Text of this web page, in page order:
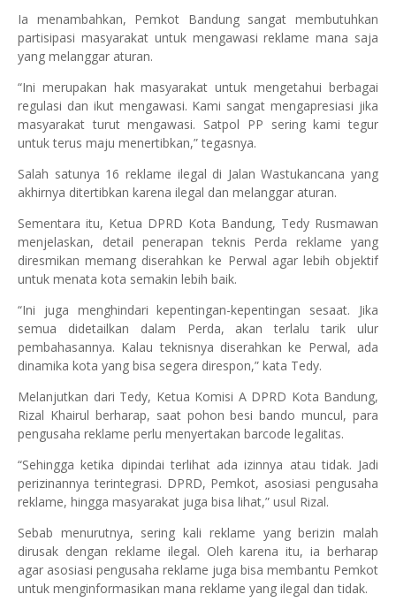
Ia menambahkan, Pemkot Bandung sangat membutuhkan
partisipasi masyarakat untuk mengawasi reklame mana saja
yang melanggar aturan.
“Ini merupakan hak masyarakat untuk mengetahui berbagai
regulasi dan ikut mengawasi. Kami sangat mengapresiasi jika
masyarakat turut mengawasi. Satpol PP sering kami tegur
untuk terus maju menertibkan,” tegasnya.
Salah satunya 16 reklame ilegal di Jalan Wastukancana yang
akhirnya ditertibkan karena ilegal dan melanggar aturan.
Sementara itu, Ketua DPRD Kota Bandung, Tedy Rusmawan
menjelaskan, detail penerapan teknis Perda reklame yang
diresmikan memang diserahkan ke Perwal agar lebih objektif
untuk menata kota semakin lebih baik.
“Ini juga menghindari kepentingan-kepentingan sesaat. Jika
semua didetailkan dalam Perda, akan terlalu tarik ulur
pembahasannya. Kalau teknisnya diserahkan ke Perwal, ada
dinamika kota yang bisa segera direspon,” kata Tedy.
Melanjutkan dari Tedy, Ketua Komisi A DPRD Kota Bandung,
Rizal Khairul berharap, saat pohon besi bando muncul, para
pengusaha reklame perlu menyertakan barcode legalitas.
“Sehingga ketika dipindai terlihat ada izinnya atau tidak. Jadi
perizinannya terintegrasi. DPRD, Pemkot, asosiasi pengusaha
reklame, hingga masyarakat juga bisa lihat,” usul Rizal.
Sebab menurutnya, sering kali reklame yang berizin malah
dirusak dengan reklame ilegal. Oleh karena itu, ia berharap
agar asosiasi pengusaha reklame juga bisa membantu Pemkot
untuk menginformasikan mana reklame yang ilegal dan tidak.